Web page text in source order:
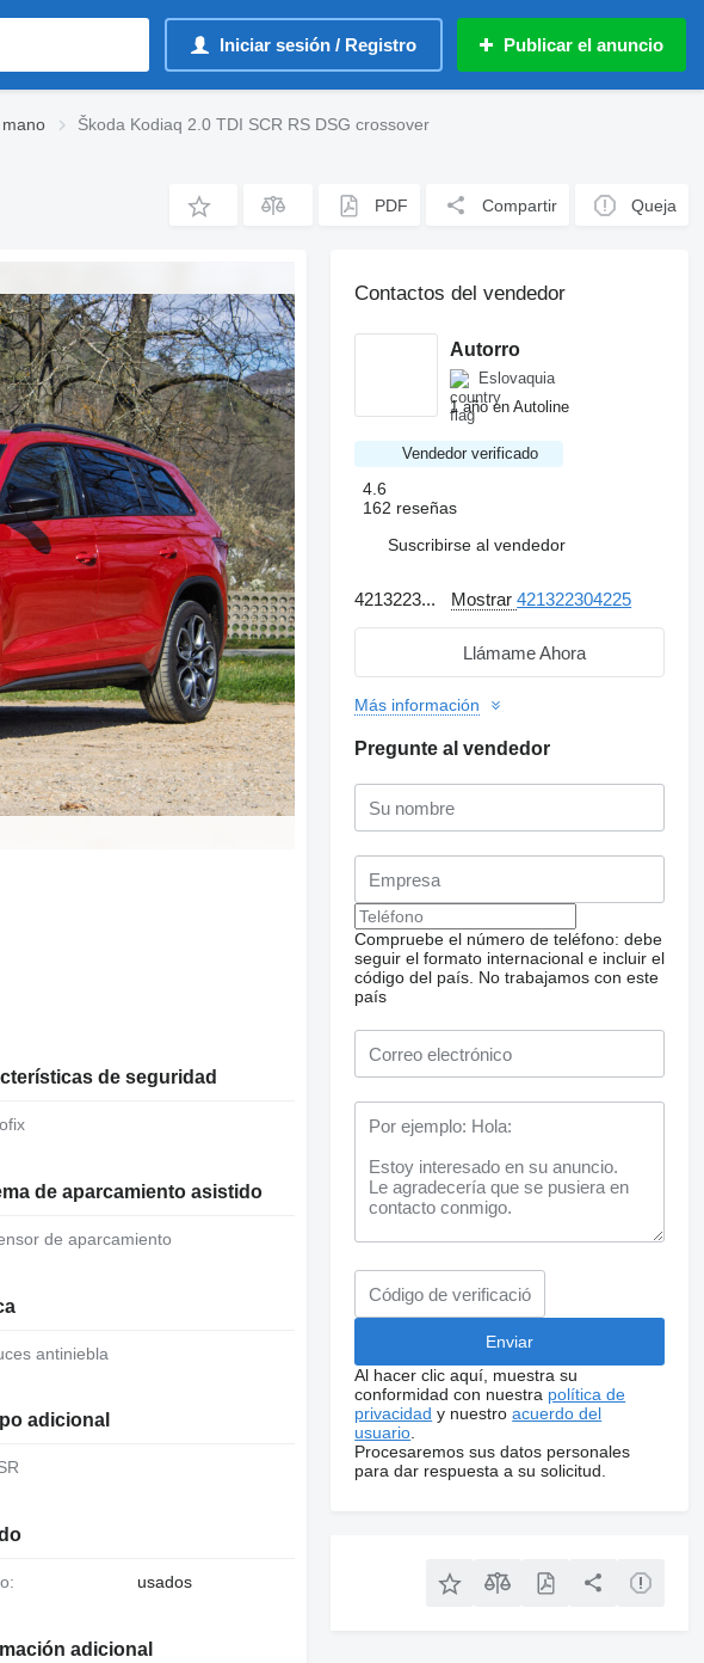
Iniciar sesión / Registro Publicar el anuncio
Škoda Kodiaq 2.0 TDI SCR RS DSG crossover
PDF Compartir Queja
de seguridad
de aparcamiento asistido
de aparcamiento
antiniebla
adicional
usados
adicional
Contactos del vendedor
Autorro
Eslovaquia
1 año en Autoline
Vendedor verificado
4.6
162 reseñas
Suscribirse al vendedor
4213223... Mostrar421322304225
Llámame Ahora
Más información
Pregunte al vendedor
Compruebe el número de teléfono: debe
seguir el formato internacional e incluir el
código del país. No trabajamos con este
país
Al hacer clic aquí, muestra su
conformidad con nuestra política de
privacidad y nuestroacuerdo del
usuario
Procesaremos sus datos personales
para dar respuesta a su solicitud.